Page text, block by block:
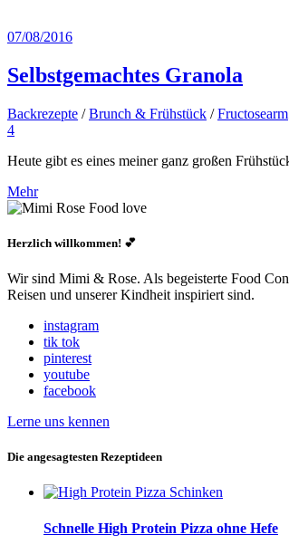
07/08/2016
Selbstgemachtes Granola
Backrezepte /Brunch & Frühstück /Fructosearm
4
Heute gibt es eines meiner ganz großen
Mehr
Herzlich willkommen! 💕
Wir sind Mimi & Rose. Als begeisterte Food
Reisen und unserer Kindheit inspiriert sind.
instagram
tik tok
pinterest
youtube
facebook
Lerne uns kennen
Die angesagtesten Rezeptideen
Schnelle High Protein Pizza ohne Hefe